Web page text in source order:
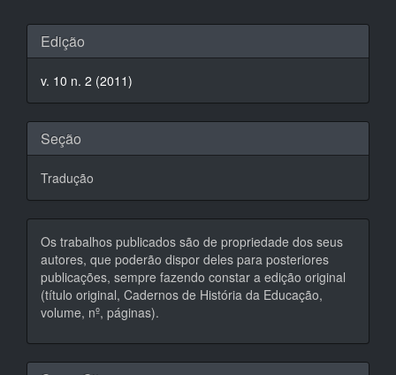
Detalhes
do
artigo
Edição
v. 10 n. 2 (2011)
Seção
Tradução
Os trabalhos publicados são de propriedade dos seus
autores, que poderão dispor deles para posteriores
publicações, sempre fazendo constar a edição original
(título original, Cadernos de História da Educação,
volume, nº, páginas).